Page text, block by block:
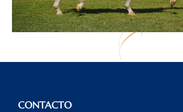
CONTACTO